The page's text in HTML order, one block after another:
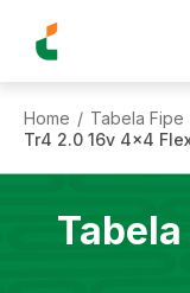
Home / Tabela Fipe
Tr4 2.0 16v 4x4